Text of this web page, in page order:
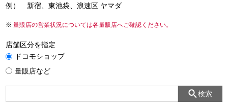
例） 新宿、東池袋、浪速区 ヤマダ
量販店の営業状況については各量販店へご確認ください。
店舗区分を指定
ドコモショップ
量販店など
検索